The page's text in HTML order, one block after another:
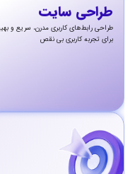
طراحی سایت
طراحی رابط‌های کاربری مدرن، سریع و
برای تجربه کاربری بی نقص